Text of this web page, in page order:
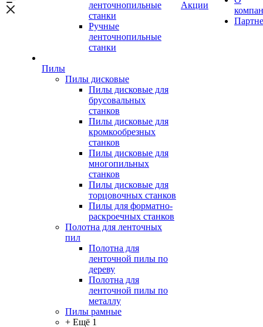
ленточнопильные
станки
Ручные
ленточнопильные
станки
Пилы
Пилы дисковые
Пилы дисковые для
брусовальных
станков
Пилы дисковые для
кромкообрезных
станков
Пилы дисковые для
многопильных
станков
Пилы дисковые для
торцовочных станков
Пилы для форматно-
раскроечных станков
Полотна для ленточных
пил
Полотна для
ленточной пилы по
дереву
Полотна для
ленточной пилы по
металлу
Пилы рамные
+ Ещё 1
Акции